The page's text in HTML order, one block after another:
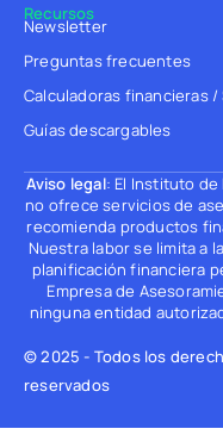
Recursos
Newsletter
Preguntas frecuentes
Calculadoras financieras /
Guías descargables
Aviso legal: El Instituto de
no ofrece servicios de
recomienda productos
Nuestra labor se limita a
planificación financiera
Empresa de
ninguna entidad
© 2025 - Todos los
reservados